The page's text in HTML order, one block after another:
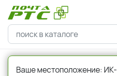
Главная Авторизация
Ваше местоположение: ИК-